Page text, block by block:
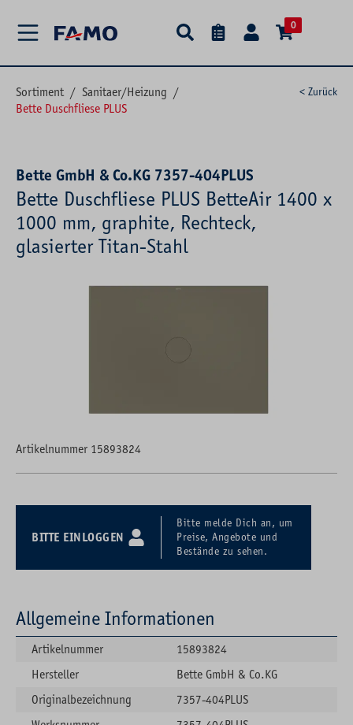
0
Sortiment / Sanitaer/Heizung /
Bette Duschfliese PLUS
< Zurück
Bette GmbH & Co.KG 7357-404PLUS
Bette Duschfliese PLUS BetteAir 1400 x
1000 mm, graphite, Rechteck,
glasierter Titan-Stahl
Artikelnummer 15893824
BITTE EINLOGGEN
Bitte melde Dich an, um
Preise, Angebote und
Bestände zu sehen.
Allgemeine Informationen
Artikelnummer
15893824
Hersteller
Bette GmbH & Co.KG
Originalbezeichnung
7357-404PLUS